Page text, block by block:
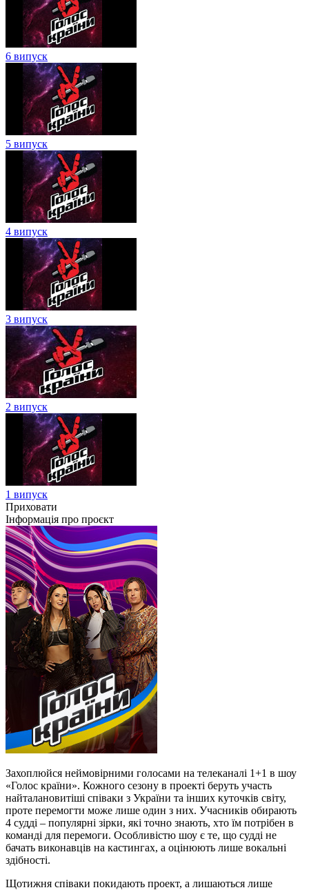
6 випуск
5 випуск
4 випуск
3 випуск
2 випуск
1 випуск
Приховати
Інформація про проєкт
Захоплюйся неймовірними голосами на телеканалі 1+1 в шоу
«Голос країни». Кожного сезону в проекті беруть участь
найталановитіші співаки з України та інших куточків світу,
проте перемогти може лише один з них. Учасників обирають
4 судді – популярні зірки, які точно знають, хто їм потрібен в
команді для перемоги. Особливістю шоу є те, що судді не
бачать виконавців на кастингах, а оцінюють лише вокальні
здібності.
Щотижня співаки покидають проект, а лишаються лише